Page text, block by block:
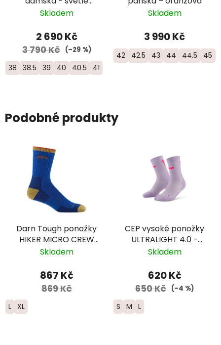
modrá
Skladem
2 690 Kč
3 790 Kč (–29 %)
38 38.5 39 40 40.5 41
Skladem
3 990 Kč
42 42.5 43 44 44.5 45
Podobné produkty
Darn Tough ponožky
HIKER MICRO CREW
Midweight Merino -
limitovaná edice
Skladem
867 Kč
869 Kč
L XL
CEP vysoké ponožky
ULTRALIGHT 4.0 -
dámské –
Skladem
620 Kč
650 Kč (–4 %)
S M L